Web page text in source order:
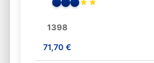
★ ★
1398
71,70 €